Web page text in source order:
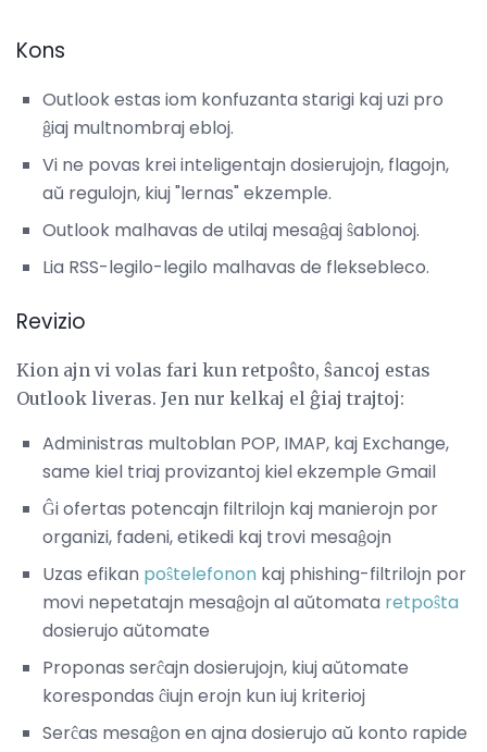
Kons
Outlook estas iom konfuzanta starigi kaj uzi pro
ĝiaj multnombraj ebloj.
Vi ne povas krei inteligentajn dosierujojn, flagojn,
aŭ regulojn, kiuj "lernas" ekzemple.
Outlook malhavas de utilaj mesaĝaj ŝablonoj.
Lia RSS-legilo-legilo malhavas de fleksebleco.
Revizio
Kion ajn vi volas fari kun retpoŝto, ŝancoj estas
Outlook liveras. Jen nur kelkaj el ĝiaj trajtoj:
Administras multoblan POP, IMAP, kaj Exchange,
same kiel triaj provizantoj kiel ekzemple Gmail
Ĝi ofertas potencajn filtrilojn kaj manierojn por
organizi, fadeni, etikedi kaj trovi mesaĝojn
Uzas efikan poŝtelefonon kaj phishing-filtrilojn por
movi nepetatajn mesaĝojn al aŭtomata retpoŝta
dosierujo aŭtomate
Proponas serĉajn dosierujojn, kiuj aŭtomate
korespondas ĉiujn erojn kun iuj kriterioj
Serĉas mesaĝon en ajna dosierujo aŭ konto rapide